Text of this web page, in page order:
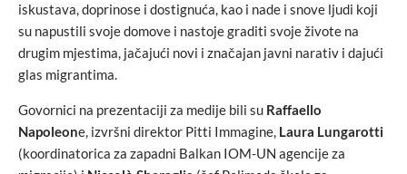
iskustava, doprinose i dostignuća, kao i nade i snove ljudi koji
su napustili svoje domove i nastoje graditi svoje živote na
drugim mjestima, jačajući novi i značajan javni narativ i dajući
glas migrantima.
Govornici na prezentaciji za medije bili su Raffaello
Napoleone, izvršni direktor Pitti Immagine, Laura Lungarotti
(koordinatorica za zapadni Balkan IOM-UN agencije za